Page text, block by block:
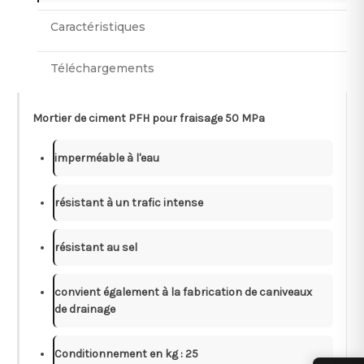
Caractéristiques
Téléchargements
Mortier de ciment PFH pour fraisage 50 MPa
imperméable à l'eau
résistant à un trafic intense
résistant au sel
convient également à la fabrication de caniveaux
de drainage
Conditionnement en kg : 25